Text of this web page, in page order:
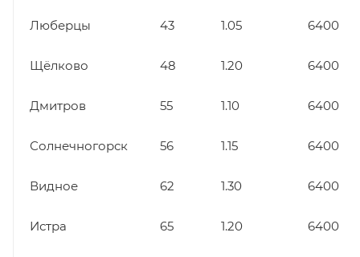
Люберцы 43 1.05 6400
Щёлково 48 1.20 6400
Дмитров 55 1.10 6400
Солнечногорск 56 1.15 6400
Видное 62 1.30 6400
Истра 65 1.20 6400